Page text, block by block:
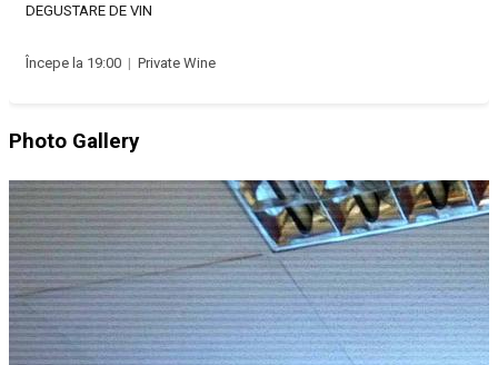
DEGUSTARE DE VIN
Începe la 19:00 | Private Wine
Photo Gallery